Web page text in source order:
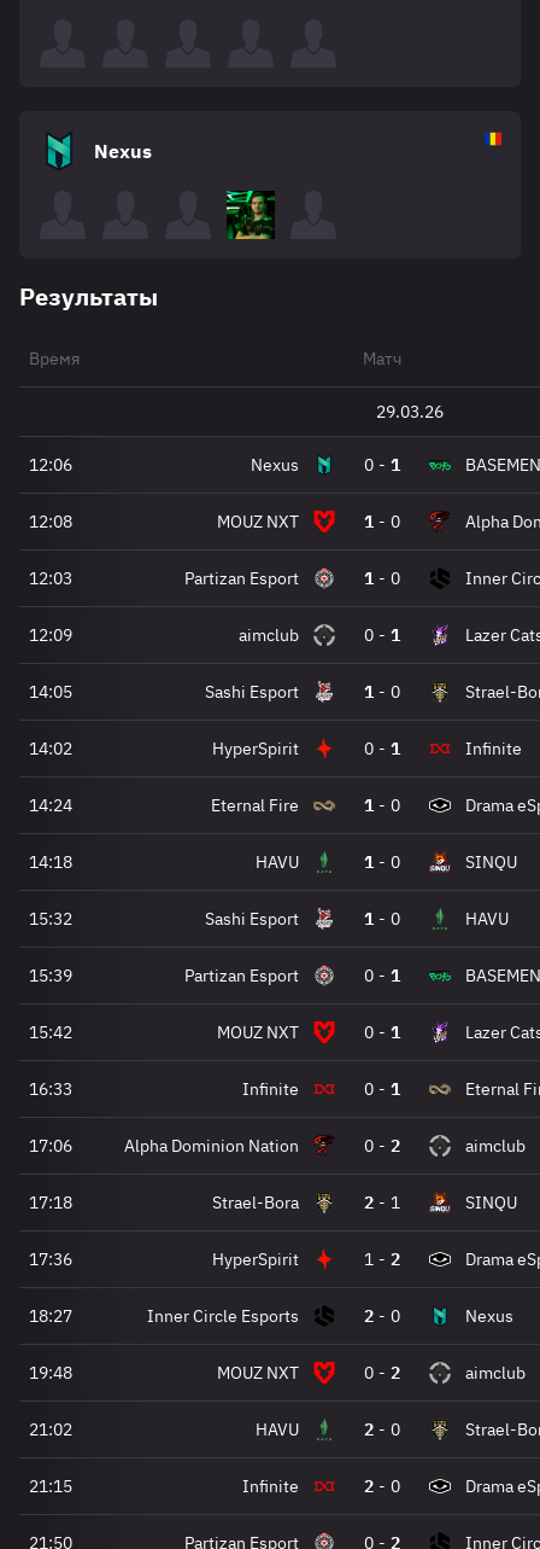
Nexus
Результаты
Время Матч
29.03.26
12:06 Nexus 0 - 1
12:08 MOUZ NXT 1 - 0 Alpha
12:03 Partizan Esport 1 - 0 Inner
12:09 aimclub 0 - 1 Lazer
14:05 Sashi Esport 1 - 0 Strael-
14:02 HyperSpirit 0 - 1 Infinite
14:24 Eternal Fire 1 - 0 Drama
14:18 HAVU 1 - 0 SINQU
15:32 Sashi Esport 1 - 0 HAVU
15:39 Partizan Esport 0 - 1
15:42 MOUZ NXT 0 - 1 Lazer
16:33 Infinite 0 - 1 Eternal
17:06 Alpha Dominion Nation 0 - 2 aimclub
17:18 Strael-Bora 2 - 1 SINQU
17:36 HyperSpirit 1 - 2 Drama
18:27 Inner Circle Esports 2 - 0 Nexus
19:48 MOUZ NXT 0 - 2 aimclub
21:02 HAVU 2 - 0 Strael-
21:15 Infinite 2 - 0 Drama
21:50 Partizan Esport 0 - 2 Inner